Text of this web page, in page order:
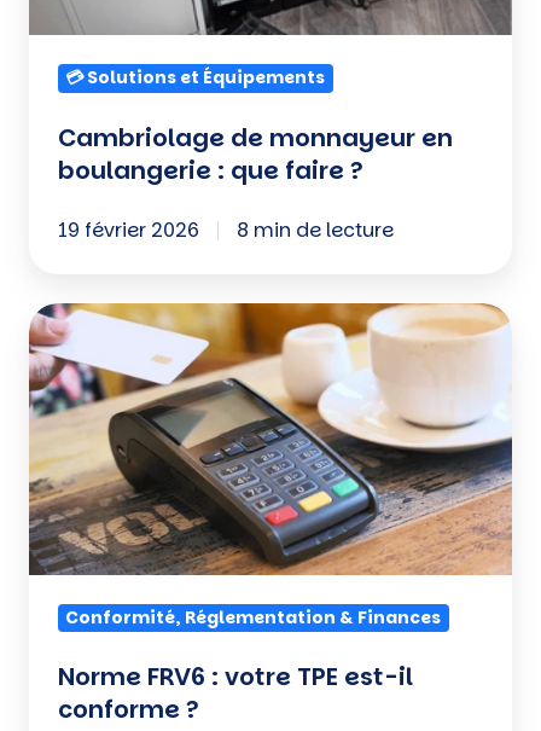
faire
?
💳 Solutions et Équipements
Cambriolage de monnayeur en
boulangerie : que faire ?
19 février 2026 8 min de lecture
Norme
FRV6
:
votre
TPE
est-
il
conforme
Conformité, Réglementation & Finances
Norme FRV6 : votre TPE est-il
conforme ?